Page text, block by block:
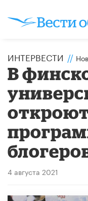
ИНТЕРВЕСТИ //
В
4 августа 2021